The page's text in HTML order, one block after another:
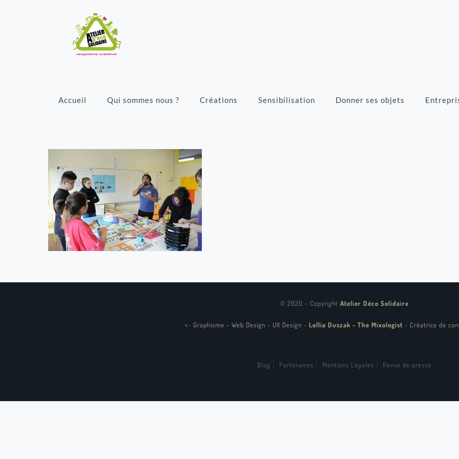
Accueil Qui sommes nous ? Créations Sensibilisation Donner ses objets
© 2020 - Copyright Atelier Déco Solidaire
<- Graphisme - Web Design - UX Design - Lellia Duszak - The Mixologist - Créatrice de
Blog Partenaires Mentions Légales Revue de presse